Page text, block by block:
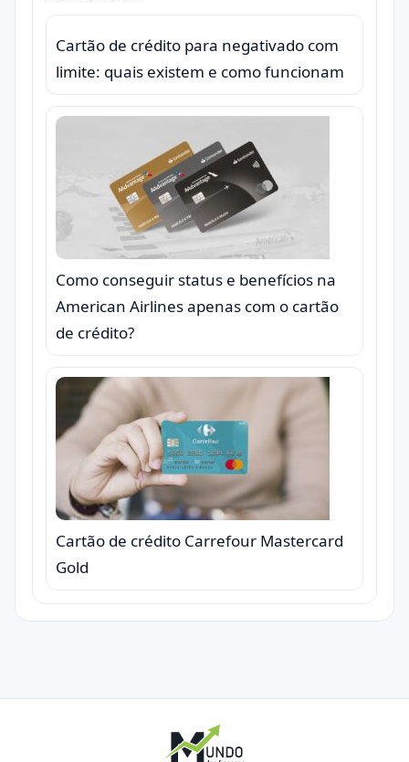
Cartão de crédito para negativado com
limite: quais existem e como funcionam
Como conseguir status e benefícios na
American Airlines apenas com o cartão
de crédito?
Cartão de crédito Carrefour Mastercard
Gold